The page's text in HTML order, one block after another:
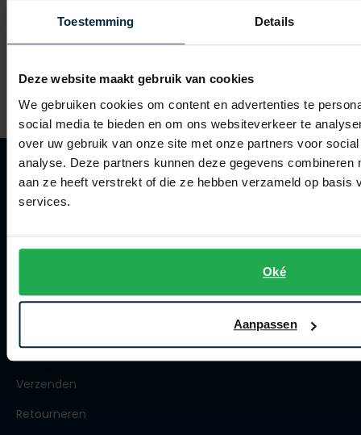
Toestemming Details
Deze website maakt gebruik van cookies
We gebruiken cookies om content en advertenties te
social media te bieden en om ons websiteverkeer te
over uw gebruik van onze site met onze partners voor
analyse. Deze partners kunnen deze gegevens combineren
aan ze heeft verstrekt of die ze hebben verzameld op basis
services.
Oké
Aanpassen
20%
Veelgestelde vragen
Verzenden
Retourneren